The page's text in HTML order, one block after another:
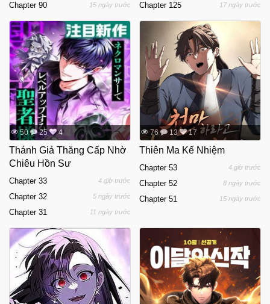
Chapter 90 15 ngày trước Chapter 125 17 ngày trước
50 25 4
Thánh Giả Thăng Cấp Nhờ
Chiêu Hồn Sư
Chapter 33 4 giờ trước
Chapter 32 5 ngày trước
Chapter 31 11 ngày trước
76 13 17
Thiên Ma Kế Nhiệm
Chapter 53 4 giờ trước
Chapter 52 8 ngày trước
Chapter 51 15 ngày trước